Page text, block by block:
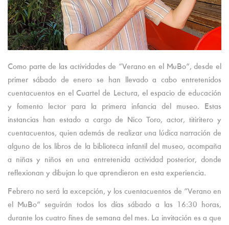
Como parte de las actividades de “Verano en el MuBo”, desde el
primer sábado de enero se han llevado a cabo entretenidos
cuentacuentos en el Cuartel de Lectura, el espacio de educación
y fomento lector para la primera infancia del museo. Estas
instancias han estado a cargo de Nico Toro, actor, titiritero y
cuentacuentos, quien además de realizar una lúdica narración de
alguno de los libros de la biblioteca infantil del museo, acompaña
a niñas y niños en una entretenida actividad posterior, donde
reflexionan y dibujan lo que aprendieron en esta experiencia.
Febrero no será la excepción, y los cuentacuentos de “Verano en
el MuBo” seguirán todos los días sábado a las 16:30 horas,
durante los cuatro fines de semana del mes. La invitación es a que